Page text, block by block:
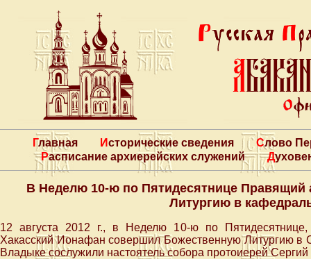
Главная Исторические сведения
Слово
Расписание архиерейских служений
В Неделю 10-ю по Пятидесятнице
Литургию в
12 августа 2012 г., в Неделю 10-ю по
Хакасский Ионафан совершил Божественную Литургию
Владыке сослужили настоятель собора протоиерей